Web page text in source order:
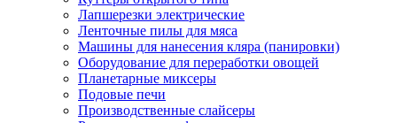
Лапшерезки электрические
Ленточные пилы для мяса
Машины для нанесения кляра (панировки)
Оборудование для переработки овощей
Планетарные миксеры
Подовые печи
Производственные слайсеры